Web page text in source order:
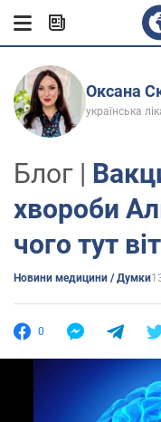
Оксана
українська
Блог |
хвороби
чого тут
Новини медицини / Думки
0